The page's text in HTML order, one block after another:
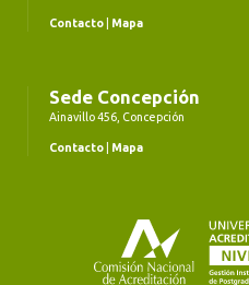
Contacto Mapa
Sede Concepción
Ainavillo 456, Concepción
Contacto Mapa